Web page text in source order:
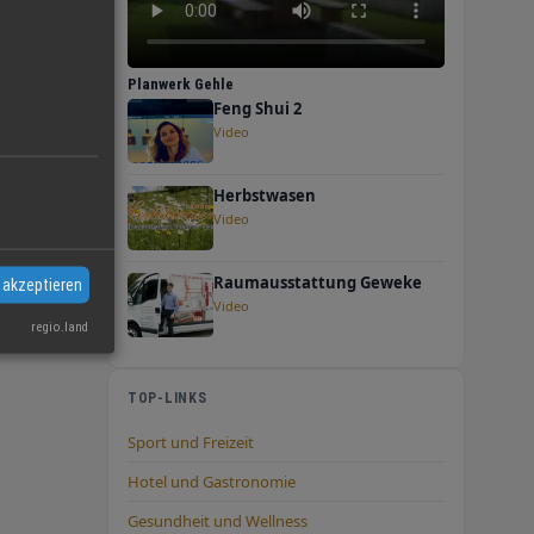
Planwerk Gehle
Feng Shui 2
Video
Herbstwasen
Video
Raumausstattung Geweke
Video
TOP-LINKS
Sport und Freizeit
Hotel und Gastronomie
Gesundheit und Wellness
regio.land